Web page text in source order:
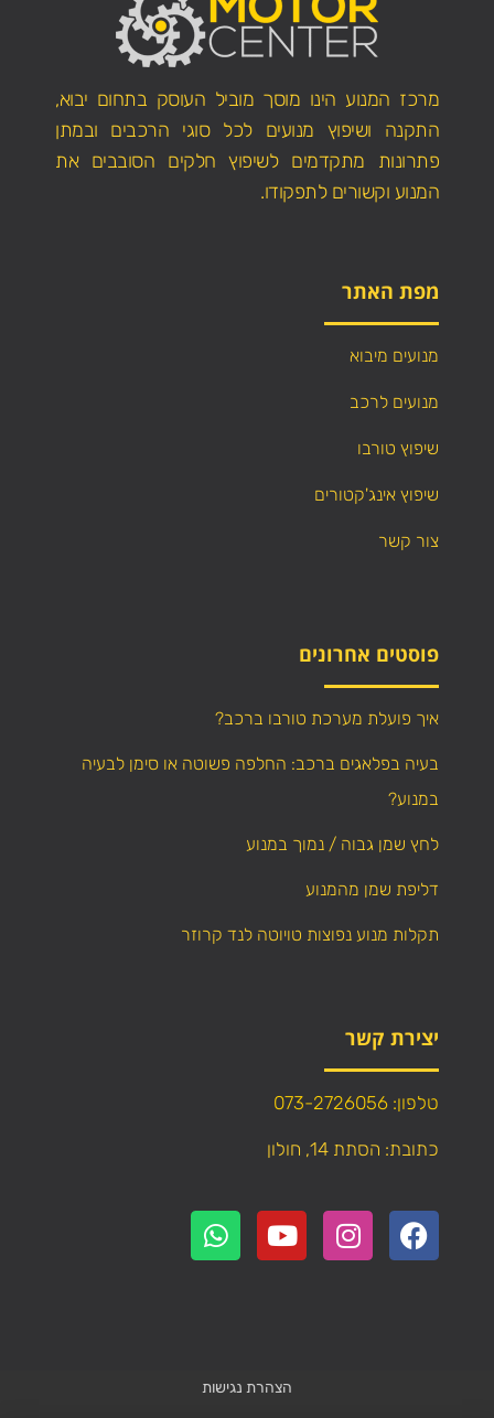
מרכז המנוע הינו מוסך מוביל העוסק בתחום יבוא,
התקנה ושיפוץ מנועים לכל סוגי הרכבים ובמתן
פתרונות מתקדמים לשיפוץ חלקים הסובבים את
המנוע וקשורים לתפקודו.
מפת האתר
מנועים מיבוא
מנועים לרכב
שיפוץ טורבו
שיפוץ אינג'קטורים
צור קשר
פוסטים אחרונים
איך פועלת מערכת טורבו ברכב?
בעיה בפלאגים ברכב: החלפה פשוטה או סימן לבעיה
במנוע?
לחץ שמן גבוה / נמוך במנוע
דליפת שמן מהמנוע
תקלות מנוע נפוצות טויוטה לנד קרוזר
יצירת קשר
טלפון: 073-2726056
כתובת: הסתת 14, חולון
הצהרת נגישות